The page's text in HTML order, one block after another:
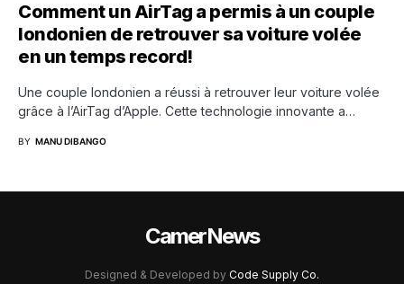
Comment un AirTag a permis à un couple
londonien de retrouver sa voiture volée
en un temps record!
Une couple londonien a réussi à retrouver leur voiture volée
grâce à l’AirTag d’Apple. Cette technologie innovante a…
BY MANU DIBANGO
CamerNews
Designed & Developed by Code Supply Co.